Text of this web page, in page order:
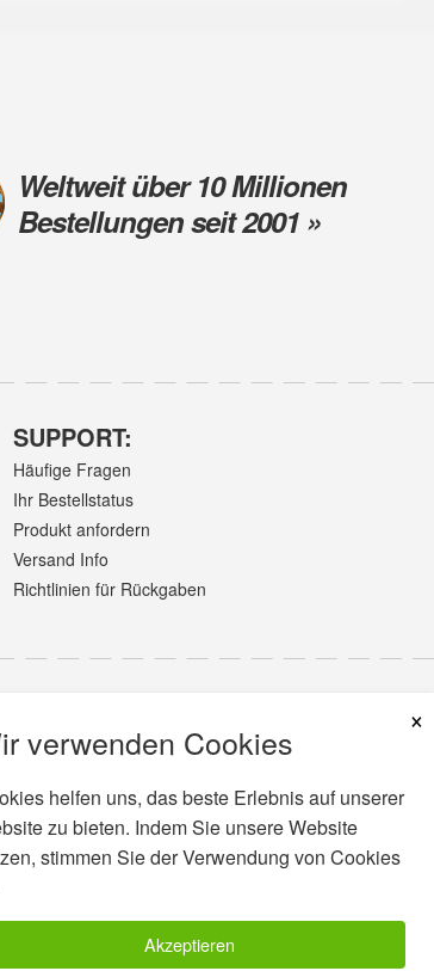
verwenden Cookies
×
helfen uns, das beste Erlebnis auf unserer
zu bieten. Indem Sie unsere Website
stimmen Sie der Verwendung von Cookies
Akzeptieren
Weltweit über 10 Millionen
Bestellungen seit 2001 »
SUPPORT:
Häufige Fragen
Ihr Bestellstatus
Produkt anfordern
Versand Info
Richtlinien für Rückgaben
Sie immer erst Ihren Arzt wenn Sie eine bestimmte Krankheit oder